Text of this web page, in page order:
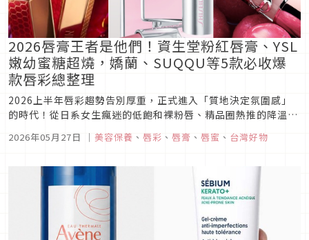
2026唇膏王者是他們！資生堂粉紅唇膏、YSL
嫩幼蜜糖超燒，嬌蘭、SUQQU等5款必收爆
款唇彩總整理
2026上半年唇彩趨勢告別厚重，正式進入「質地決定氛圍感」
的時代！從日系女生瘋迷的低飽和裸粉唇、精品圈熱推的降溫系
不強調原生透亮感。Japaholic 為你特搜 資生堂、YSL、
2026年05月27日 ｜ 美容保養 、 唇彩 、 唇膏 、 唇蜜 、 台灣好物